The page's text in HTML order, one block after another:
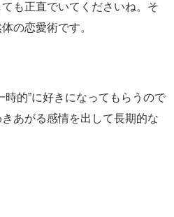
も正直でいてくださいね。そ
の恋愛術です。
時的”に好きになってもらうので
あがる感情を出して長期的な